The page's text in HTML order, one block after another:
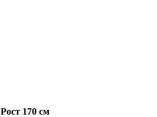
Рост 170 см